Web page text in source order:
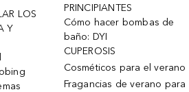
LOS
Y
PRINCIPIANTES
Cómo hacer bombas de
baño: DYI
CUPEROSIS
Cosméticos para el verano
Fragancias de verano para